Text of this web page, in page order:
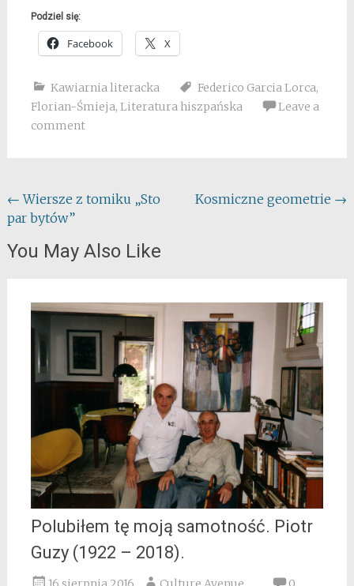
Podziel się:
Facebook X
Kawiarnia literacka Federico Garcia Lorca,
Florian-Śmieja, Literatura hiszpańska
Leave a
comment
Post
navigation
← Wiersze z tomiku „Sto
par bytów”
Kosmiczne geometrie →
You May Also Like
Polubiłem tę moją samotność. Piotr
Guzy (1922 – 2018).